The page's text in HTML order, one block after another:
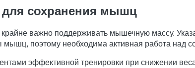
для сохранения мышц
важно поддерживать мышечную массу.
мышц, поэтому необходима активная работа над
эффективной тренировки при снижении